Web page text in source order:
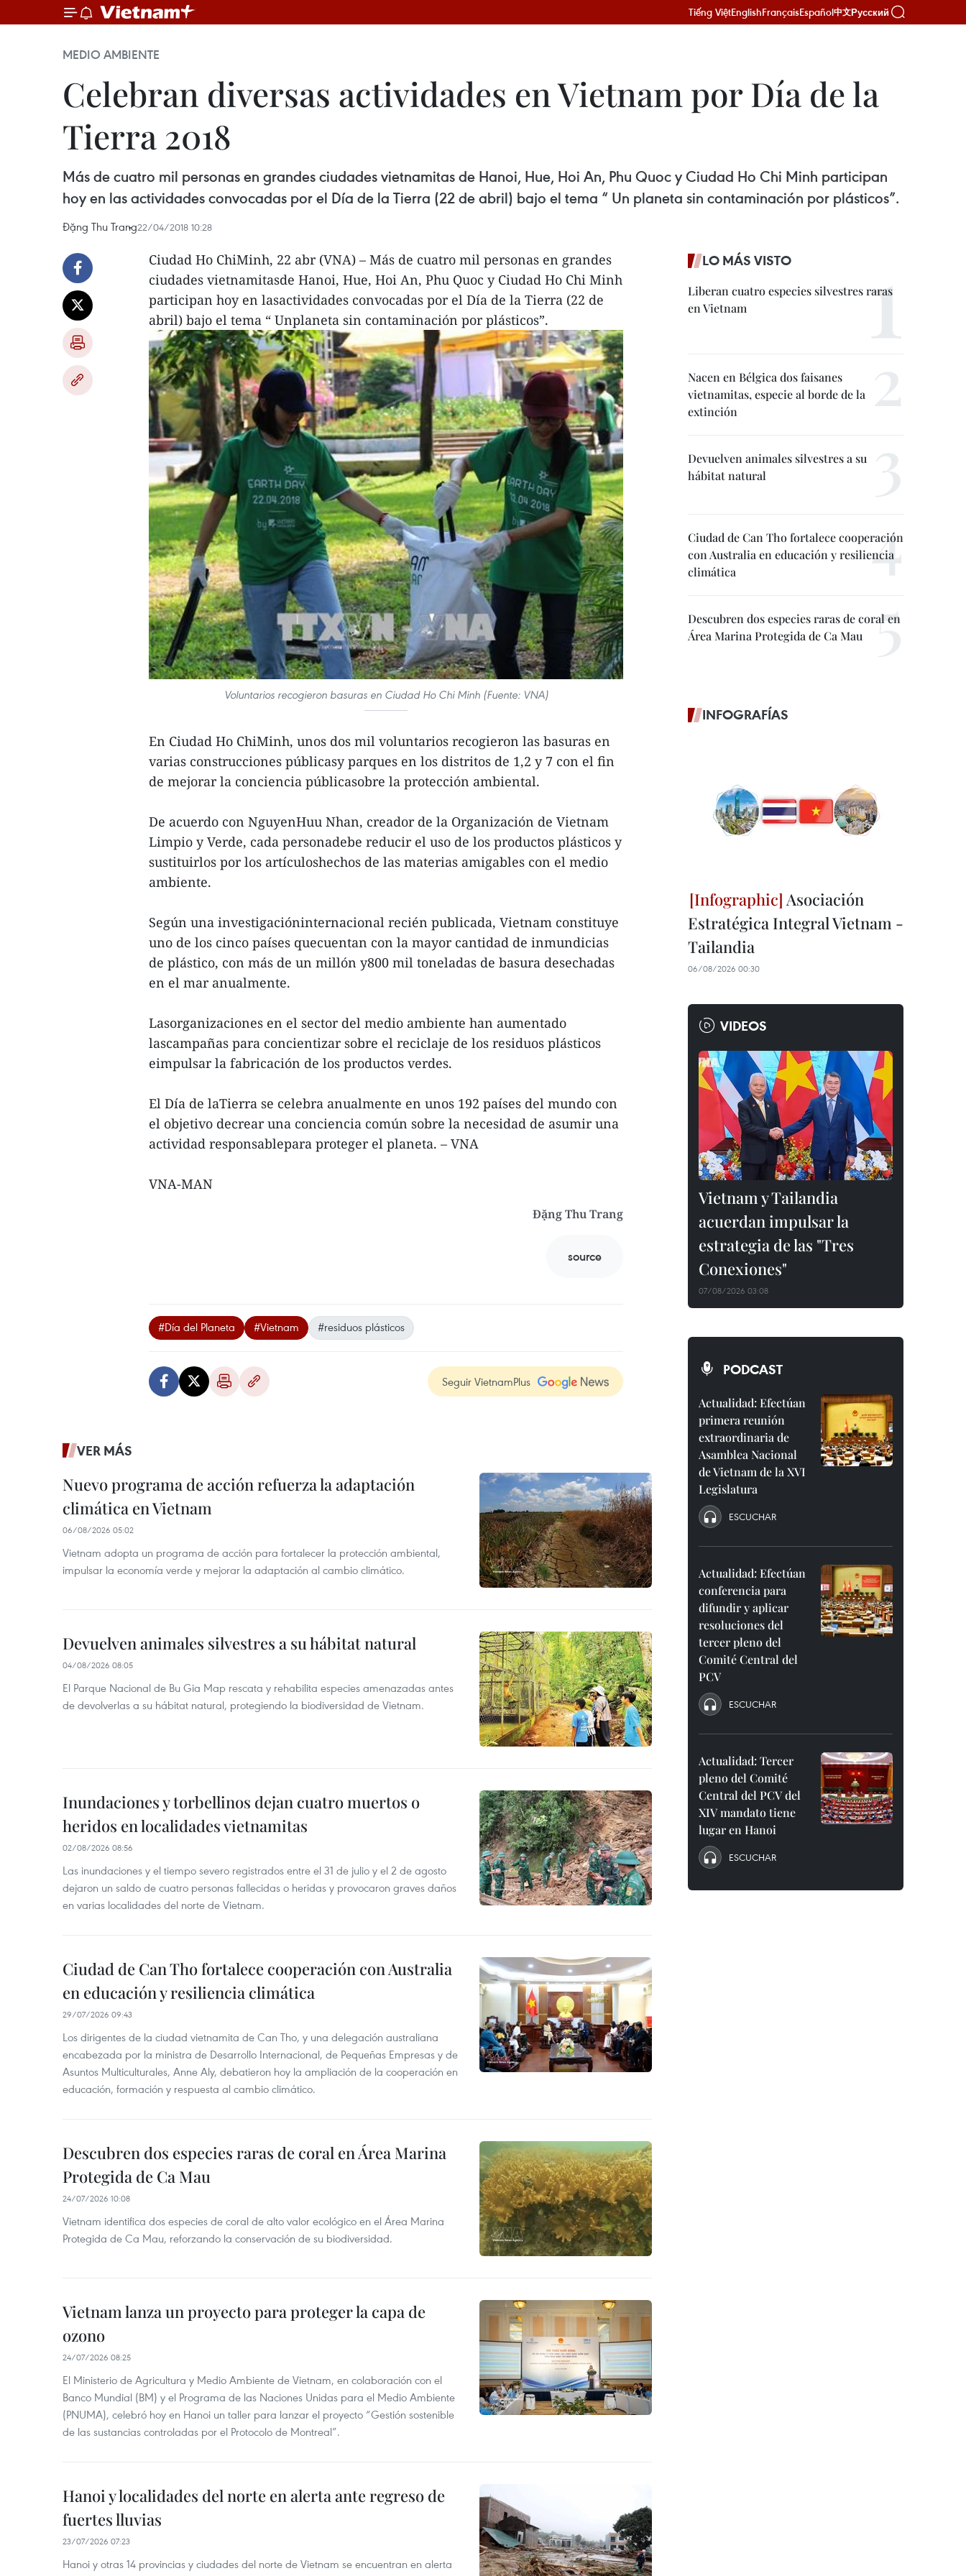
Tiếng ViệtEnglishFrançaisEspañol中文Русский
MEDIO AMBIENTE
Celebran diversas actividades en Vietnam por Día de la
Tierra 2018
Más de cuatro mil personas en grandes ciudades vietnamitas de Hanoi, Hue, Hoi An, Phu Quoc y Ciudad Ho Chi Minh participan
hoy en las actividades convocadas por el Día de la Tierra (22 de abril) bajo el tema “ Un planeta sin contaminación por plásticos”.
Đặng Thu Trang22/04/2018 10:28
Ciudad Ho ChiMinh, 22 abr (VNA) – Más de cuatro mil personas en grandes
ciudades vietnamitasde Hanoi, Hue, Hoi An, Phu Quoc y Ciudad Ho Chi Minh
participan hoy en lasactividades convocadas por el Día de la Tierra (22 de
abril) bajo el tema “ Unplaneta sin contaminación por plásticos”.
Voluntarios recogieron basuras en Ciudad Ho Chi Minh (Fuente: VNA)
En Ciudad Ho ChiMinh, unos dos mil voluntarios recogieron las basuras en
varias construcciones públicasy parques en los distritos de 1,2 y 7 con el fin
de mejorar la conciencia públicasobre la protección ambiental.
De acuerdo con NguyenHuu Nhan, creador de la Organización de Vietnam
Limpio y Verde, cada personadebe reducir el uso de los productos plásticos y
sustituirlos por los artículoshechos de las materias amigables con el medio
ambiente.
Según una investigacióninternacional recién publicada, Vietnam constituye
uno de los cinco países quecuentan con la mayor cantidad de inmundicias
de plástico, con más de un millón y800 mil toneladas de basura desechadas
en el mar anualmente.
Lasorganizaciones en el sector del medio ambiente han aumentado
lascampañas para concientizar sobre el reciclaje de los residuos plásticos
eimpulsar la fabricación de los productos verdes.
El Día de laTierra se celebra anualmente en unos 192 países del mundo con
el objetivo decrear una conciencia común sobre la necesidad de asumir una
actividad responsablepara proteger el planeta. – VNA
VNA-MAN
Đặng Thu Trang
source
#Día del Planeta #Vietnam #residuos plásticos
Seguir VietnamPlus
VER MÁS
Nuevo programa de acción refuerza la adaptación
climática en Vietnam
06/08/2026 05:02
Vietnam adopta un programa de acción para fortalecer la protección ambiental,
impulsar la economía verde y mejorar la adaptación al cambio climático.
Devuelven animales silvestres a su hábitat natural
04/08/2026 08:05
El Parque Nacional de Bu Gia Map rescata y rehabilita especies amenazadas antes
de devolverlas a su hábitat natural, protegiendo la biodiversidad de Vietnam.
Inundaciones y torbellinos dejan cuatro muertos o
heridos en localidades vietnamitas
02/08/2026 08:56
Las inundaciones y el tiempo severo registrados entre el 31 de julio y el 2 de agosto
dejaron un saldo de cuatro personas fallecidas o heridas y provocaron graves daños
en varias localidades del norte de Vietnam.
Ciudad de Can Tho fortalece cooperación con Australia
en educación y resiliencia climática
29/07/2026 09:43
Los dirigentes de la ciudad vietnamita de Can Tho, y una delegación australiana
encabezada por la ministra de Desarrollo Internacional, de Pequeñas Empresas y de
Asuntos Multiculturales, Anne Aly, debatieron hoy la ampliación de la cooperación en
educación, formación y respuesta al cambio climático.
Descubren dos especies raras de coral en Área Marina
Protegida de Ca Mau
24/07/2026 10:08
Vietnam identifica dos especies de coral de alto valor ecológico en el Área Marina
Protegida de Ca Mau, reforzando la conservación de su biodiversidad.
Vietnam lanza un proyecto para proteger la capa de
ozono
24/07/2026 08:25
El Ministerio de Agricultura y Medio Ambiente de Vietnam, en colaboración con el
Banco Mundial (BM) y el Programa de las Naciones Unidas para el Medio Ambiente
(PNUMA), celebró hoy en Hanoi un taller para lanzar el proyecto “Gestión sostenible
de las sustancias controladas por el Protocolo de Montreal”.
Hanoi y localidades del norte en alerta ante regreso de
fuertes lluvias
23/07/2026 07:23
Hanoi y otras 14 provincias y ciudades del norte de Vietnam se encuentran en alerta
LO MÁS VISTO
Liberan cuatro especies silvestres raras
en Vietnam
Nacen en Bélgica dos faisanes
vietnamitas, especie al borde de la
extinción
Devuelven animales silvestres a su
hábitat natural
Ciudad de Can Tho fortalece cooperación
con Australia en educación y resiliencia
climática
Descubren dos especies raras de coral en
Área Marina Protegida de Ca Mau
INFOGRAFÍAS
Asociación
Estratégica Integral Vietnam -
Tailandia
06/08/2026 00:30
VIDEOS
Vietnam y Tailandia
acuerdan impulsar la
estrategia de las "Tres
Conexiones"
07/08/2026 03:08
PODCAST
Actualidad: Efectúan
primera reunión
extraordinaria de
Asamblea Nacional
de Vietnam de la XVI
Legislatura
ESCUCHAR
Actualidad: Efectúan
conferencia para
difundir y aplicar
resoluciones del
tercer pleno del
Comité Central del
PCV
ESCUCHAR
Actualidad: Tercer
pleno del Comité
Central del PCV del
XIV mandato tiene
lugar en Hanoi
ESCUCHAR